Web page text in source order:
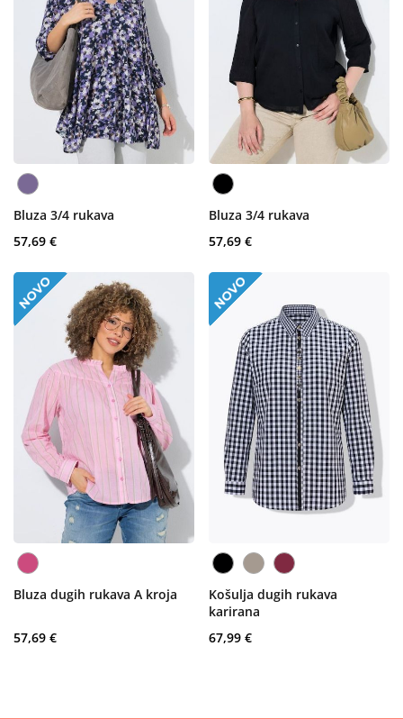
Bluza 3/4 rukava
57,69 €
Bluza 3/4 rukava
57,69 €
Bluza dugih rukava A kroja
57,69 €
Košulja dugih rukava
karirana
67,99 €